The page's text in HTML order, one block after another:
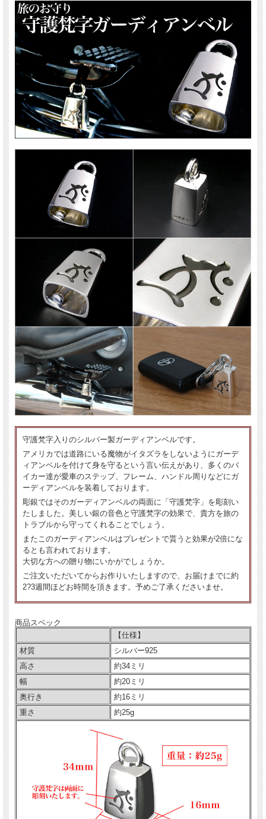
守護梵字入りのシルバー製ガーディアンベルです。
アメリカでは道路にいる魔物がイタズラをしないようにガーデ
ィアンベルを付けて身を守るという言い伝えがあり、多くのバ
イカー達が愛車のステップ、フレーム、ハンドル周りなどにガ
ーディアンベルを装着しております。
彫銀ではそのガーディアンベルの両面に「守護梵字」を彫刻い
たしました。美しい銀の音色と守護梵字の効果で、貴方を旅の
トラブルから守ってくれることでしょう。
またこのガーディアンベルはプレゼントで貰うと効果が2倍にな
るとも言われております。
大切な方への贈り物にいかがでしょうか。
ご注文いただいてからお作りいたしますので、お届けまでに約
2?3週間ほどお時間を頂きます。予めご了承くださいませ。
商品スペック
【仕様】
材質
シルバー925
高さ
約34ミリ
幅
約20ミリ
奥行き
約16ミリ
重さ
約25g